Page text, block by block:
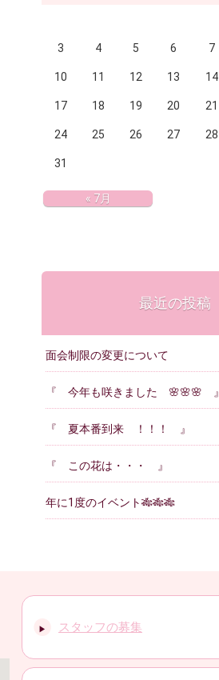
« 7月
3 4 5 6 7
10 11 12 13 14
17 18 19 20 21
24 25 26 27 28
31
最近の投稿
面会制限の変更について
『 今年も咲きました 🌸🌸🌸 』
『 夏本番到来 ！！！ 』
『 この花は・・・ 』
年に1度のイベント🎋🎋🎋
スタッフの募集